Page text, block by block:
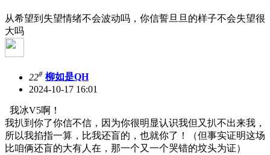
从希望到失望情绪不会波动吗，你信誓旦旦的样子不会失望很
大吗
22# 柳如是QH
2024-10-17 16:01
我冰V5啊！
我扒到你了你信不信，因为你很明显认识我但又扒不出来我，
所以我掐指一算，比我还盲的，也就你了！（但事实证明这场
比咱俩还盲的大有人在，那一个又一个哭错的坟头为证）